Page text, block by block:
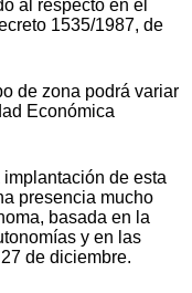
al respecto en el
1535/1987, de
de zona podrá variar
Económica
de esta
presencia mucho
basada en la
y en las
de diciembre.